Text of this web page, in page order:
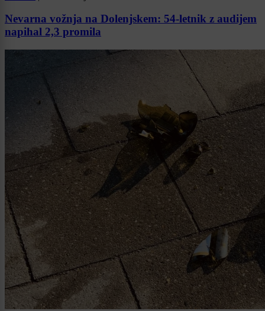
Nevarna vožnja na Dolenjskem: 54-letnik z audijem
napihal 2,3 promila